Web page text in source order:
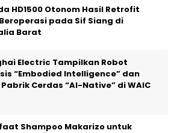
HD1500 Otonom Hasil Retrofit
pada Sif Siang di
Barat
Electric Tampilkan Robot
“Embodied Intelligence” dan
Cerdas “AI-Native” di WAIC
Shampoo Makarizo untuk